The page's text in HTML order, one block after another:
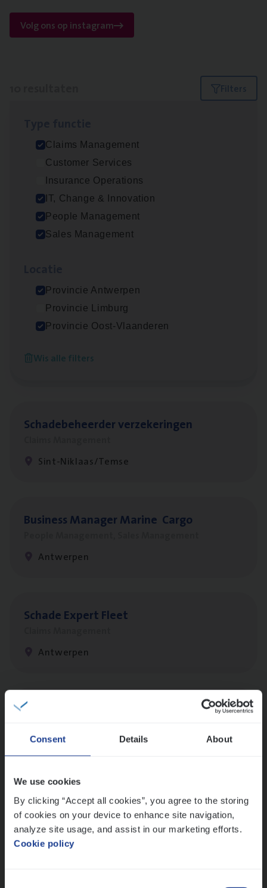
Consent Details About
We use cookies
By clicking “Accept all cookies”, you agree to the storing
of cookies on your device to enhance site navigation,
analyze site usage, and assist in our marketing efforts.
Cookie policy
Volg ons op instagram
Filters
Claims Management
Customer Services
Insurance Operations
IT, Change & Innovation
People Management
Sales Management
Provincie Antwerpen
Provincie Limburg
Provincie Oost-Vlaanderen
Wis alle filters
Busi­ness Analyst
IT, Change & Innovation
Antwerpen
Insu­ran­ce Bro­ker Trans­port
(Agi­le)ITPro­ject Manager
Antwerpen
Scha­de­be­heer­der verzekeringen
Sint-Niklaas/Temse
Busi­ness Mana­ger Mari­ne Cargo
Antwerpen
Scha­de Expert Fleet
Antwerpen
Cor­po­ra­te Insu­ran­ce Bro­ker Property
Antwerpen
Insu­ran­ce Bro­kerKMO
Sales Management
Antwerpen